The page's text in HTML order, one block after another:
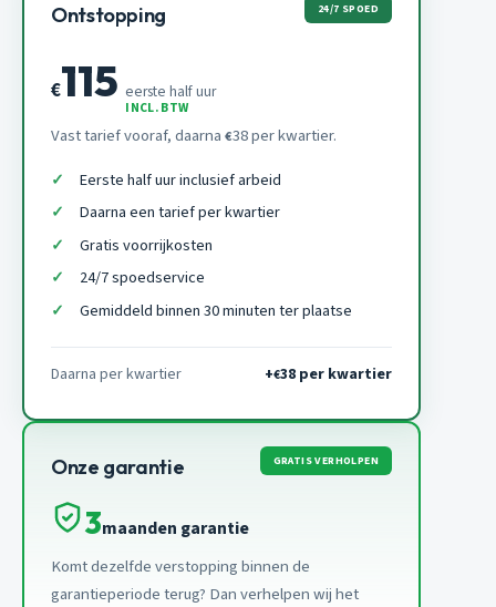
Ontstopping 24/7 SPOED
€115 eerste half uur
INCL. BTW
Vast tarief vooraf, daarna €38 per kwartier.
Eerste half uur inclusief arbeid
Daarna een tarief per kwartier
Gratis voorrijkosten
24/7 spoedservice
Gemiddeld binnen 30 minuten ter plaatse
Daarna per kwartier +€38 per kwartier
Onze garantie GRATIS VERHOLPEN
3maanden garantie
Komt dezelfde verstopping binnen de
garantieperiode terug? Dan verhelpen wij het